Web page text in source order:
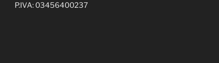
P.IVA: 03456400237